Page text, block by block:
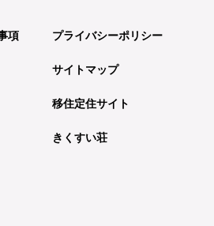
項 プライバシーポリシー
サイトマップ
移住定住サイト
きくすい荘